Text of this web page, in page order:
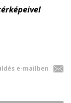
e-mailben